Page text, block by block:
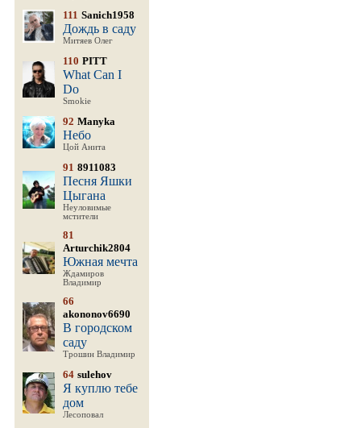
111 Sanich1958
Дождь в саду
Митяев Олег
110 PITT
What Can I
Do
Smokie
92 Manyka
Небо
Цой Анита
91 8911083
Песня Яшки
Цыгана
Неуловимые
мстители
81
Arturchik2804
Южная мечта
Ждамиров
Владимир
66
akononov6690
В городском
саду
Трошин Владимир
64 sulehov
Я куплю тебе
дом
Лесоповал